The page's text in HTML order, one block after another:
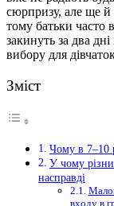
сюрпризу, але ще й
тому батьки часто
закинуть за два
вибору для
Зміст
Чому в 7–10
У чому
насправді
входу в